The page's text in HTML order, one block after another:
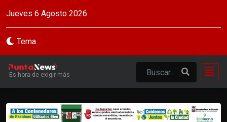
Jueves 6 Agosto 2026
Tema
Es hora de exigir más